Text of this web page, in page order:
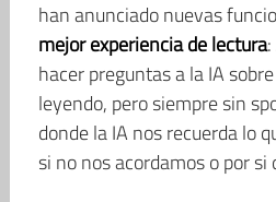
han anunciado nuevas
mejor experiencia de lectura:
hacer preguntas a la IA
leyendo, pero siempre sin
donde la IA nos recuerda lo
si no nos acordamos o por